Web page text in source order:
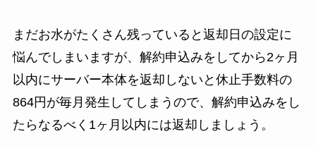
まだお水がたくさん残っていると返却日の設定に
悩んでしまいますが、解約申込みをしてから2ヶ月
以内にサーバー本体を返却しないと休止手数料の
864円が毎月発生してしまうので、解約申込みをし
たらなるべく1ヶ月以内には返却しましょう。